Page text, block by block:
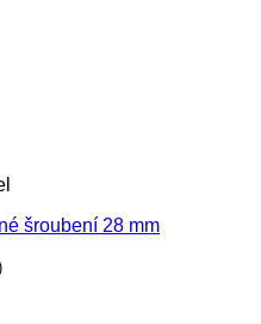
šroubení 28 mm